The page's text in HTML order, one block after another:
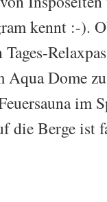
kennt :-).
Tages-
Aqua Dome
im
die Berge ist